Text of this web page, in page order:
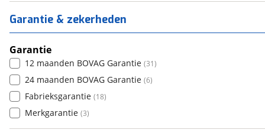
Citroën ( 3565)
Cupra (1169)
Dacia
Daewoo (1)
Daihatsu (18)
Daimler (2)
DFSK (21)
Dodge (110)
6+ (0)
3 (0)
4 (0)
5
6 (0)
7
8
9
10+ (0
6 (0)
7 (0)
8+ (0)
Garantie & zekerheden
Garantie
12 maanden BOVAG Garantie (31)
24 maanden BOVAG Garantie (6)
Fabrieksgarantie (18)
Merkgarantie (3)